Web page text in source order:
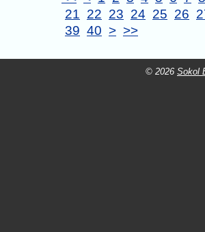
21 22 23 24 25 26
39 40 > >>
© 2026 Sokol